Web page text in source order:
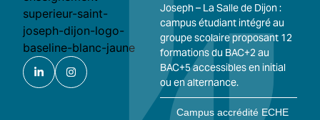
Joseph – La Salle de Dijon :
campus étudiant intégré au
groupe scolaire proposant 12
formations du BAC+2 au
BAC+5 accessibles en initial
ou en alternance.
Campus accrédité ECHE